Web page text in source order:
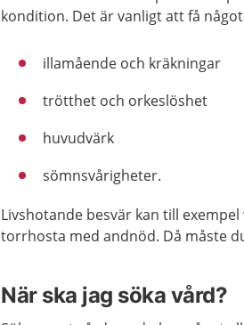
kondition. Det är vanligt att få
illamående och kräkningar
trötthet och orkeslöshet
huvudvärk
sömnsvårigheter.
Livshotande besvär kan till
torrhosta med andnöd. Då måste
När ska jag söka vård?